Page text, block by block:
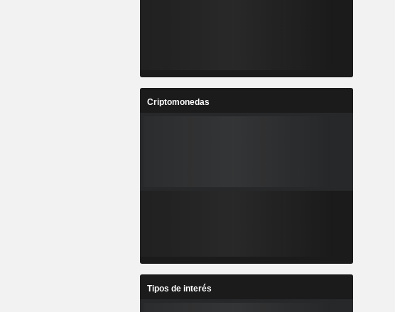
Criptomonedas
Tipos de interés